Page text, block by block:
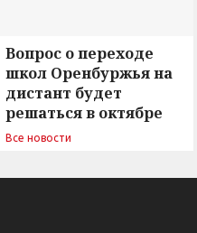
Вопрос о переходе
школ Оренбуржья на
дистант будет
решаться в октябре
Все новости